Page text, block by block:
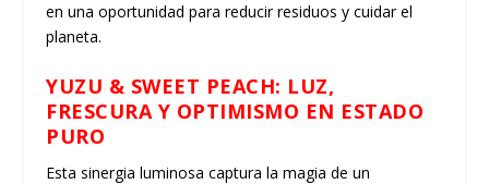
en una oportunidad para reducir residuos y cuidar el
planeta.
YUZU & SWEET PEACH: LUZ,
FRESCURA Y OPTIMISMO EN ESTADO
PURO
Esta sinergia luminosa captura la magia de un